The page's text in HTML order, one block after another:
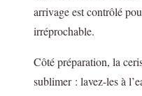
arrivage est contrôlé
irréprochable.
Côté préparation, la
sublimer : lavez-les à